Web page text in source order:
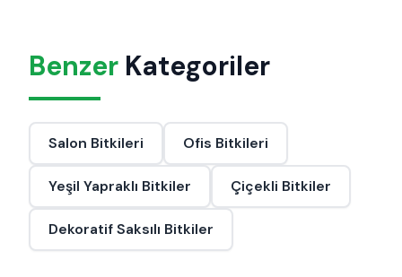
Benzer Kategoriler
Salon Bitkileri Ofis Bitkileri
Yeşil Yapraklı Bitkiler Çiçekli Bitkiler
Dekoratif Saksılı Bitkiler